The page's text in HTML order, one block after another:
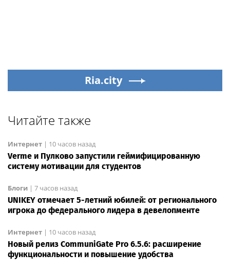
Ria.city
Читайте также
Интернет | 10 часов назад
Verme и Пулково запустили геймифицированную
систему мотивации для студентов
Блоги | 7 часов назад
UNIKEY отмечает 5-летний юбилей: от регионального
игрока до федерального лидера в девелопменте
Интернет | 10 часов назад
Новый релиз CommuniGate Pro 6.5.6: расширение
функциональности и повышение удобства